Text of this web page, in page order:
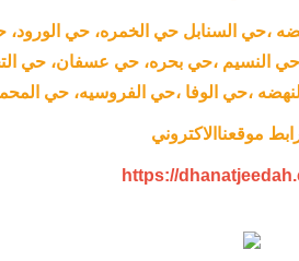
،حي السنابل حي الخمره، حي الورود،
النسيم ،حي بحره، حي عسفان، حي
،حي الوفا ،حي الفروسيه، حي
موقعناالاكتروني
https://